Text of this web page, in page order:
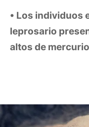
Los individuos
leprosario
altos de mercurio